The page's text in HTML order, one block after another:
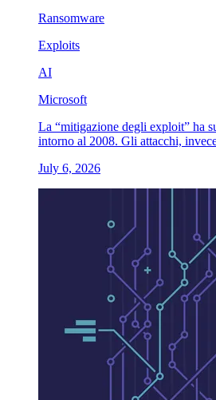
Ransomware
Exploits
AI
Microsoft
La “mitigazione degli exploit” ha
intorno al 2008. Gli attacchi,
July 6, 2026